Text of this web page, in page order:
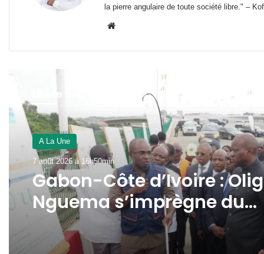
la pierre angulaire de toute société libre." –
Lire le suivant
A La Une
7 août 2026 à 16h50min
Gabon-Côte d’Ivoire :
Nguema s’imprègne du
modèle de
Ivoirien